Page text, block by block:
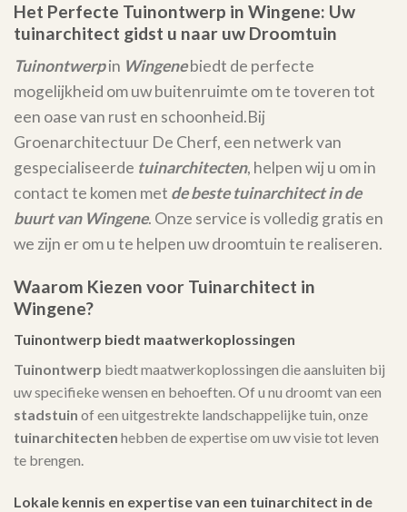
Het Perfecte Tuinontwerp in Wingene: Uw
tuinarchitect gidst u naar uw Droomtuin
Tuinontwerpin Wingenebiedt de perfecte
mogelijkheid om uw buitenruimte om te toveren tot
een oase van rust en schoonheid.Bij
Groenarchitectuur De Cherf, een netwerk van
gespecialiseerde tuinarchitecten, helpen wij u om in
contact te komen met de beste tuinarchitect in de
buurt van Wingene. Onze service is volledig gratis en
we zijn er om u te helpen uw droomtuin te realiseren.
Waarom Kiezen voor Tuinarchitect in
Wingene?
Tuinontwerp biedt maatwerkoplossingen
Tuinontwerp biedt maatwerkoplossingen die aansluiten bij
uw specifieke wensen en behoeften. Of u nu droomt van een
stadstuin of een uitgestrekte landschappelijke tuin, onze
tuinarchitecten hebben de expertise om uw visie tot leven
te brengen.
Lokale kennis en expertise van een tuinarchitect in de